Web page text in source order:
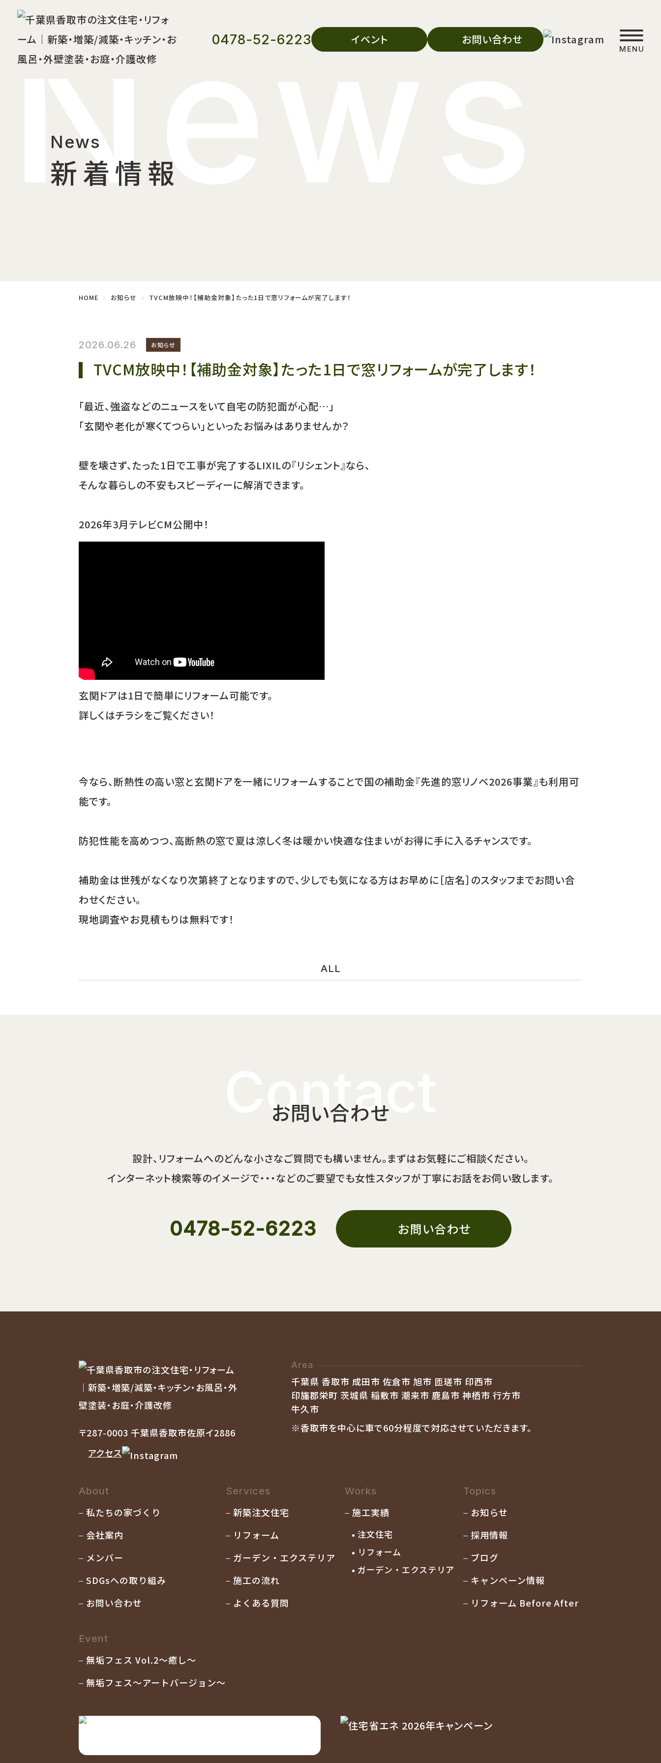
0478-52-6223 イベント お問い合わせ
News
新着情報
News
HOME お知らせ TVCM放映中！【補助金対象】たった1日で窓リフォームが完了します！
2026.06.26 お知らせ
TVCM放映中！【補助金対象】たった1日で窓リフォームが完了します！
「最近、強盗などのニュースをいて自宅の防犯面が心配…」
「玄関や老化が寒くてつらい」といったお悩みはありませんか？
壁を壊さず、たった1日で工事が完了するLIXILの『リシェント』なら、
そんな暮らしの不安もスピーディーに解消できます。
2026年3月テレビCM公開中！
玄関ドアは1日で簡単にリフォーム可能です。
詳しくはチラシをご覧ください！
今なら、断熱性の高い窓と玄関ドアを一緒にリフォームすることで国の補助金『先進的窓リノベ2026事業』も利用可
能です。
防犯性能を高めつつ、高断熱の窓で夏は涼しく冬は暖かい快適な住まいがお得に手に入るチャンスです。
補助金は世残がなくなり次第終了となりますので、少しでも気になる方はお早めに［店名］のスタッフまでお問い合
わせください。
現地調査やお見積もりは無料です！
ALL
Contact
お問い合わせ
設計、リフォームへのどんな小さなご質問でも構いません。まずはお気軽にご相談ください。
インターネット検索等のイメージで・・・などのご要望でも女性スタッフが丁寧にお話をお伺い致します。
0478-52-6223 お問い合わせ
〒287-0003 千葉県香取市佐原イ2886
アクセス
Area
千葉県 香取市 成田市 佐倉市 旭市 匝瑳市 印西市
印旛郡栄町 茨城県 稲敷市 潮来市 鹿島市 神栖市 行方市
牛久市
※香取市を中心に車で60分程度で対応させていただきます。
About
私たちの家づくり
会社案内
メンバー
SDGsへの取り組み
お問い合わせ
Services
新築注文住宅
リフォーム
ガーデン・エクステリア
施工の流れ
よくある質問
Works
施工実績
注文住宅
リフォーム
ガーデン・ エクステリア
Topics
お知らせ
採用情報
ブログ
キャンペーン情報
リフォーム Before After
Event
無垢フェス Vol.2〜癒し〜
無垢フェス〜アートバージョン〜